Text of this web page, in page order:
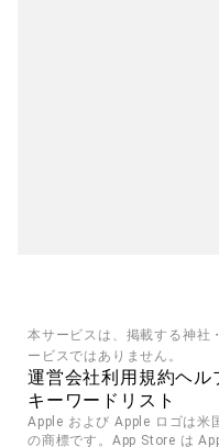
本サービスは、掲載する神社
ービスではありません。
運営会社利用規約ヘル
キーワードリスト
Apple および Apple ロゴは米
の商標です。App Store は